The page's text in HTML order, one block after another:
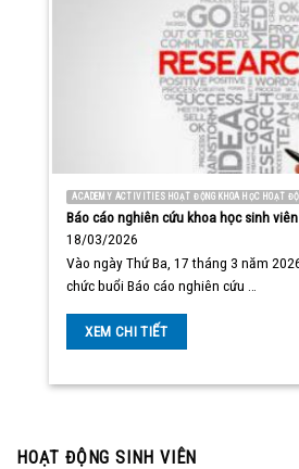
ACADEMY ACTIVITIES HOẠT ĐỘNG KHOA HỌC HOẠT
Báo cáo nghiên cứu khoa học sinh
18/03/2026
Vào ngày Thứ Ba, 17 tháng 3 năm
chức buổi Báo cáo nghiên cứu …
XEM CHI TIẾT
HOẠT ĐỘNG SINH VIÊN